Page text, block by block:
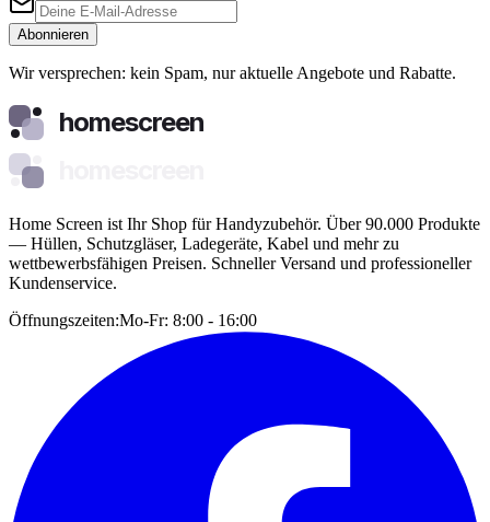
Abonnieren
Wir versprechen: kein Spam, nur aktuelle Angebote und Rabatte.
homescreen
Home Screen ist Ihr Shop für Handyzubehör. Über 90.000 Produkte
— Hüllen, Schutzgläser, Ladegeräte, Kabel und mehr zu
wettbewerbsfähigen Preisen. Schneller Versand und professioneller
Kundenservice.
Öffnungszeiten:Mo-Fr: 8:00 - 16:00